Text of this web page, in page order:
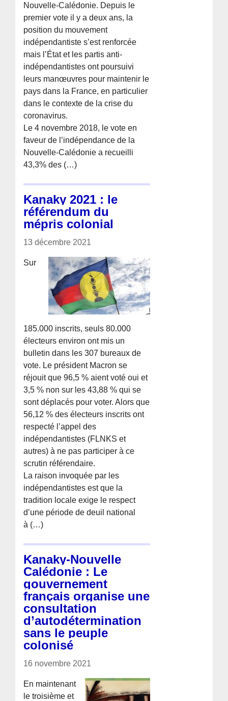
Nouvelle-Calédonie. Depuis le
premier vote il y a deux ans, la
position du mouvement
indépendantiste s’est renforcée
mais l’État et les partis anti-
indépendantistes ont poursuivi
leurs manœuvres pour maintenir le
pays dans la France, en particulier
dans le contexte de la crise du
coronavirus.
Le 4 novembre 2018, le vote en
faveur de l’indépendance de la
Nouvelle-Calédonie a recueilli
43,3% des (…)
Kanaky 2021 : le
référendum du
mépris colonial
13 décembre 2021
Sur
185.000 inscrits, seuls 80.000
électeurs environ ont mis un
bulletin dans les 307 bureaux de
vote. Le président Macron se
réjouit que 96,5 % aient voté oui et
3,5 % non sur les 43,88 % qui se
sont déplacés pour voter. Alors que
56,12 % des électeurs inscrits ont
respecté l’appel des
indépendantistes (FLNKS et
autres) à ne pas participer à ce
scrutin référendaire.
La raison invoquée par les
indépendantistes est que la
tradition locale exige le respect
d’une période de deuil national
à (…)
Kanaky-Nouvelle
Calédonie : Le
gouvernement
français organise une
consultation
d’autodétermination
sans le peuple
colonisé
16 novembre 2021
En maintenant
le troisième et